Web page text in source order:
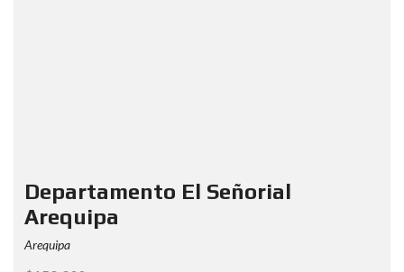
Departamento El Señorial
Arequipa
Arequipa